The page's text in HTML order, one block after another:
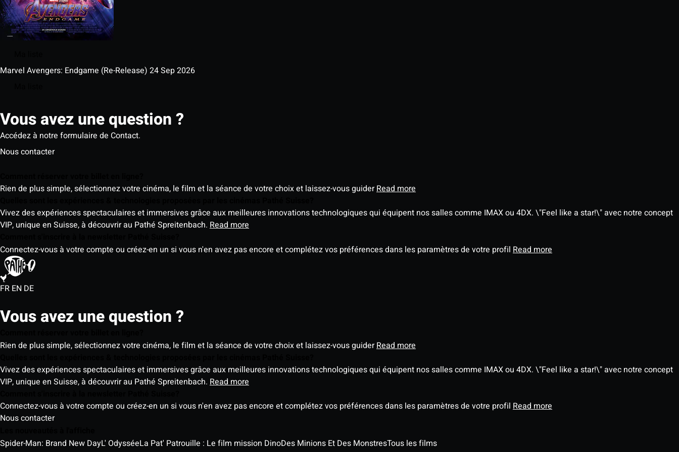
Marvel Avengers: Endgame (Re-Release) 24 Sep 2026
Vous avez une question ?
Accédez à notre formulaire de Contact.
Nous contacter
Rien de plus simple, sélectionnez votre cinéma, le film et la séance de votre choix et laissez-vous guiderRead more
Vivez des expériences spectaculaires et immersives grâce aux meilleures innovations technologiques qui équipent nos salles comme IMAX ou 4DX. \"Feel like a star!\" avec notre concept
VIP, unique en Suisse, à découvrir au Pathé Spreitenbach. Read more
Connectez-vous à votre compte ou créez-en un si vous n'en avez pas encore et complétez vos préférences dans les paramètres de votre profil Read more
FR EN DE
Vous avez une question ?
Rien de plus simple, sélectionnez votre cinéma, le film et la séance de votre choix et laissez-vous guiderRead more
Vivez des expériences spectaculaires et immersives grâce aux meilleures innovations technologiques qui équipent nos salles comme IMAX ou 4DX. \"Feel like a star!\" avec notre concept
VIP, unique en Suisse, à découvrir au Pathé Spreitenbach. Read more
Connectez-vous à votre compte ou créez-en un si vous n'en avez pas encore et complétez vos préférences dans les paramètres de votre profil Read more
Nous contacter
Spider-Man: Brand New DayL' OdysséeLa Pat' Patrouille : Le film mission DinoDes Minions Et Des MonstresTous les films